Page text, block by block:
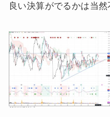
良い決算がでるかは当然